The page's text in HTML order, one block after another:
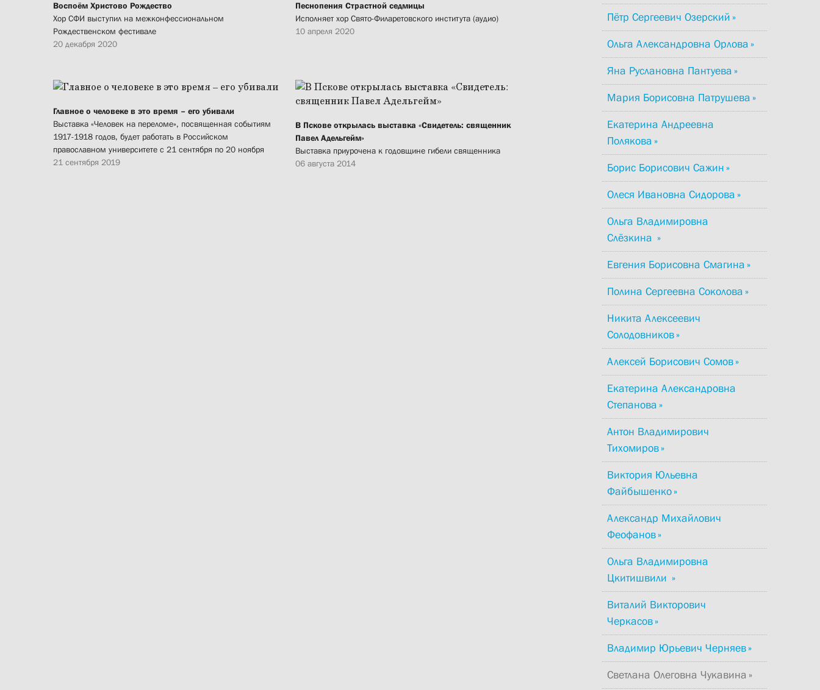
Воспоём Христово Рождество
Хор СФИ выступил на межконфессиональном
Рождественском фестивале
20 декабря 2020
Песнопения Страстной седмицы
Исполняет хор Свято-Филаретовского института (аудио)
10 апреля 2020
Главное о человеке в это время – его убивали
Выставка «Человек на переломе», посвященная событиям
1917-1918 годов, будет работать в Российском
православном университете с 21 сентября по 20 ноября
21 сентября 2019
В Пскове открылась выставка «Свидетель: священник
Павел Адельгейм»
Выставка приурочена к годовщине гибели священника
06 августа 2014
Пётр Сергеевич Озерский
Ольга Александровна Орлова
Яна Руслановна Пантуева
Мария Борисовна Патрушева
Екатерина Андреевна
Полякова
Борис Борисович Сажин
Олеся Ивановна Сидорова
Ольга Владимировна
Слёзкина
Евгения Борисовна Смагина
Полина Сергеевна Соколова
Никита Алексеевич
Солодовников
Алексей Борисович Сомов
Екатерина Александровна
Степанова
Антон Владимирович
Тихомиров
Виктория Юльевна
Файбышенко
Александр Михайлович
Феофанов
Ольга Владимировна
Цкитишвили
Виталий Викторович
Черкасов
Владимир Юрьевич Черняев
Светлана Олеговна Чукавина